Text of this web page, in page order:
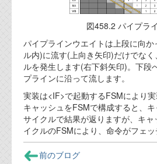
外部投稿記事
ブログテーマ
技術文書
ご希望の方は、お問い合わせペー
資料閲覧パスワードをお問い合わ
ログインをお願い致します。アカ
名は"opendocument"です。
図458.2 パイプラ
パイプラインウエイトは上段に向
ル内)に流す(上向き矢印)だけでな
ルを発生します(右下斜矢印)。下段
プラインに沿って流します。
実装は<IF>で起動するFSMにより
キャッシュをFSMで構成すると、
サイクルで結果が返りますが、キ
イクルのFSMにより、命令がフェッ
前のブログ